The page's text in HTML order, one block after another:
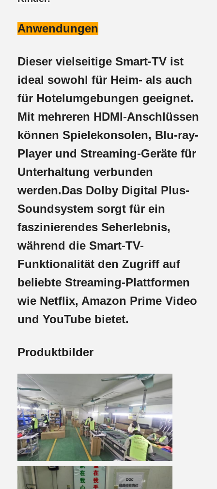
Anwendungen
Dieser vielseitige Smart-TV ist
ideal sowohl für Heim- als auch
für Hotelumgebungen geeignet.
Mit mehreren HDMI-Anschlüssen
können Spielekonsolen, Blu-ray-
Player und Streaming-Geräte für
Unterhaltung verbunden
werden.Das Dolby Digital Plus-
Soundsystem sorgt für ein
faszinierendes Seherlebnis,
während die Smart-TV-
Funktionalität den Zugriff auf
beliebte Streaming-Plattformen
wie Netflix, Amazon Prime Video
und YouTube bietet.
Produktbilder